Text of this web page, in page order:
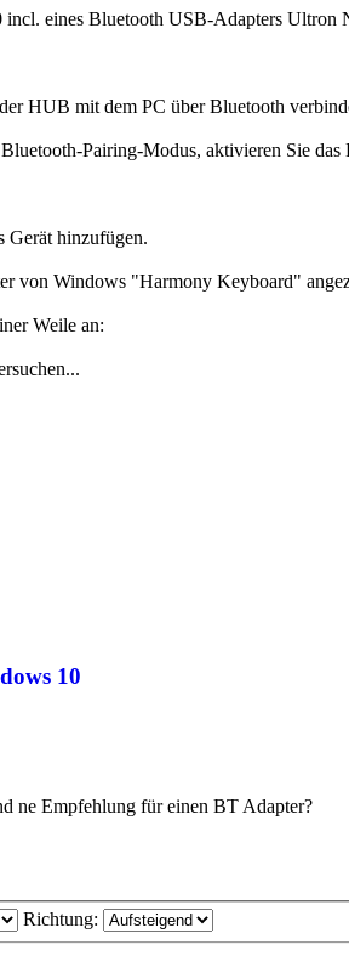
eines Bluetooth USB-Adapters Ultron
HUB mit dem PC über Bluetooth
Pairing-Modus, aktivieren Sie
Gerät hinzufügen.
von Windows "Harmony Keyboard"
Weile an:
10
ne Empfehlung für einen BT Adapter?
Richtung: